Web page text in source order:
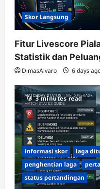
Skor Langsung
Fitur Livescore
Statistik dan
DimasAlvaro 6 days
3 minutes read
informasi skor laga
penghentian laga
status pertandingan